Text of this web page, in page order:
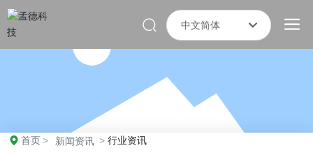
中文简体
首页 新闻资讯 行业资讯